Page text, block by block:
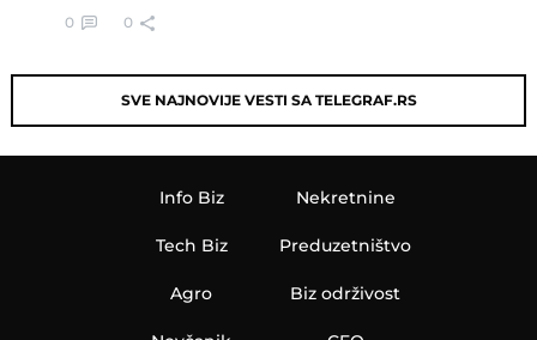
0 0
SVE NAJNOVIJE VESTI SA TELEGRAF.RS
Info Biz
Tech Biz
Agro
Nekretnine
Preduzetništvo
Biz održivost